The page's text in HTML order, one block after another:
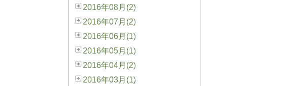
2016年08月(2)
2016年07月(2)
2016年06月(1)
2016年05月(1)
2016年04月(2)
2016年03月(1)